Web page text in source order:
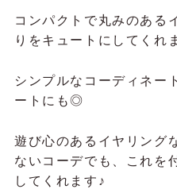
コンパクトで丸みのある
りをキュートにしてくれ
シンプルなコーディネー
ートにも◎
遊び心のあるイヤリング
ないコーデでも、これを
してくれます♪